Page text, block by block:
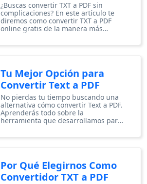
¿Buscas convertir TXT a PDF sin
complicaciones? En este artículo te
diremos como convertir TXT a PDF
online gratis de la manera más
Tu Mejor Opción para
Convertir Text a PDF
No pierdas tu tiempo buscando una
alternativa cómo convertir Text a PDF.
Aprenderás todo sobre la
herramienta que desarrollamos para
Por Qué Elegirnos Como
Convertidor TXT a PDF